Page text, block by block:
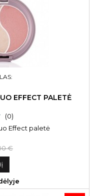
EFFECT PALETĖ
(0)
Effect paletė
€